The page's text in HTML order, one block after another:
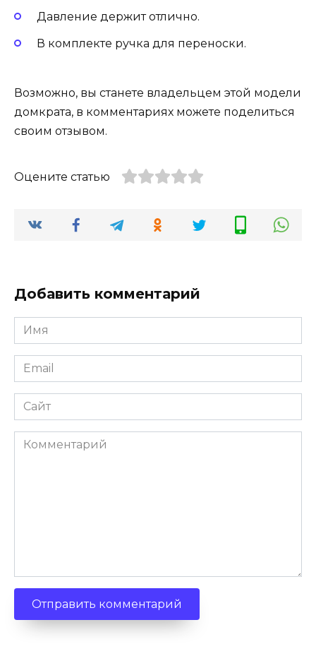
Давление держит отлично.
В комплекте ручка для переноски.
Возможно, вы станете владельцем этой модели
домкрата, в комментариях можете поделиться
своим отзывом.
Оцените статью
Добавить комментарий
Имя
Email
Сайт
Комментарий